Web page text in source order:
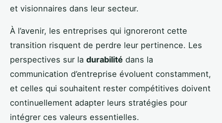
et visionnaires dans leur secteur.
À l’avenir, les entreprises qui ignoreront cette
transition risquent de perdre leur pertinence. Les
perspectives sur la durabilité dans la
communication d’entreprise évoluent constamment,
et celles qui souhaitent rester compétitives doivent
continuellement adapter leurs stratégies pour
intégrer ces valeurs essentielles.